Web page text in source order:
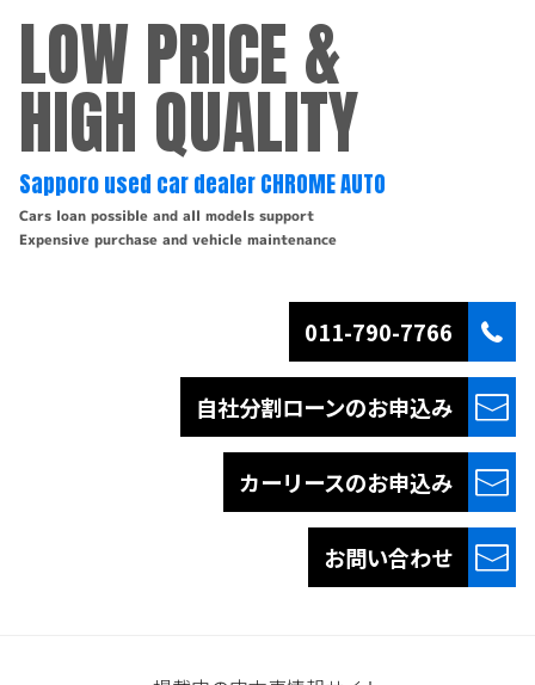
LOW PRICE &
HIGH QUALITY
Sapporo used car dealer CHROME AUTO
Cars loan possible and all models support
Expensive purchase and vehicle maintenance
011-790-7766
自社分割ローンのお申込み
カーリースのお申込み
お問い合わせ